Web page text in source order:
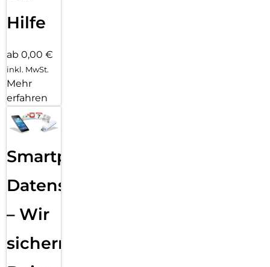
Hilfe
ab 0,00 €
inkl. MwSt.
Mehr
erfahren
Smartphone
Datensicherung
– Wir
sichern